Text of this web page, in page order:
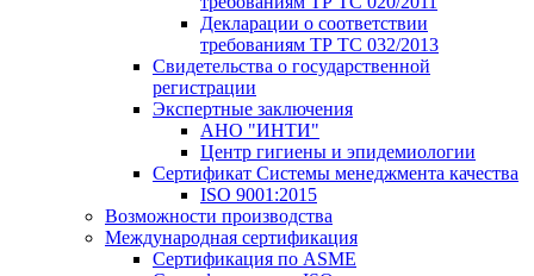
Декларации о соответствии
требованиям ТР ТС 032/2013
Свидетельства о государственной
регистрации
Экспертные заключения
АНО "ИНТИ"
Центр гигиены и эпидемиологии
Сертификат Системы менеджмента качества
ISO 9001:2015
Возможности производства
Международная сертификация
Сертификация по ASME